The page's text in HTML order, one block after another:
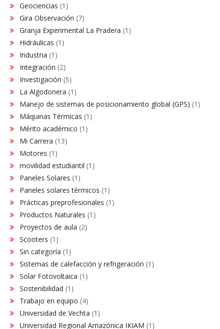
Geociencias (1)
Gira Observación (7)
Granja Experimental La Pradera (1)
Hidráulicas (1)
Industria (1)
Integración (2)
Investigación (5)
La Algodonera (1)
Manejo de sistemas de posicionamiento global (GPS) (1)
Máquinas Térmicas (1)
Mérito académico (1)
Mi Carrera (13)
Motores (1)
movilidad estudiantil (1)
Paneles Solares (1)
Paneles solares térmicos (1)
Prácticas preprofesionales (1)
Productos Naturales (1)
Proyectos de aula (2)
Scooters (1)
Sin categoría (1)
Sistemas de calefacción y refrigeración (1)
Solar Fotovoltaica (1)
Sostenibilidad (1)
Trabajo en equipo (4)
Universidad de Vechta (1)
Universidad Regional Amazónica IKIAM (1)